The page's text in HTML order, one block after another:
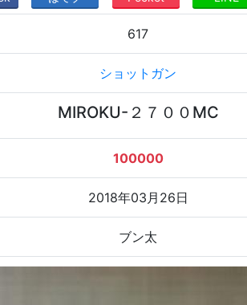
617
ショットガン
MIROKU-２７００MC
100000
2018年03月26日
ブン太